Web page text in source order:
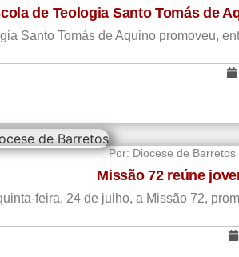
de Teologia Santo Tomás de
Santo Tomás de Aquino promoveu,
Por: Diocese de Barretos
Missão 72 reúne
feira, 24 de julho, a Missão 72,